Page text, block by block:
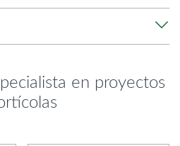
en proyectos